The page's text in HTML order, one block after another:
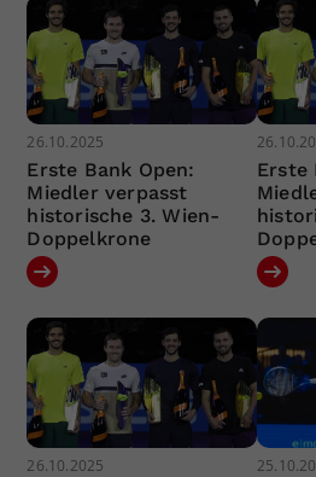
26.10.2025
Erste Bank Open:
Miedler verpasst
historische 3. Wien-
Doppelkrone
Erste
26.10.2025